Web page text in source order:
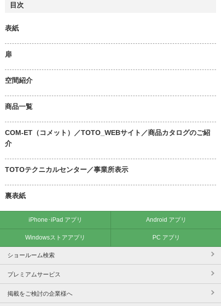
目次
表紙
扉
空間紹介
商品一覧
COM-ET（コメット）／TOTO_WEBサイト／商品カタログのご紹
介
TOTOテクニカルセンター／事業所表示
裏表紙
iPhone･iPad アプリ Android アプリ
Windowsストアアプリ PC アプリ
ショールーム検索
プレミアムサービス
掲載をご検討の企業様へ